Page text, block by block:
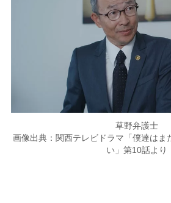
草野弁護士
画像出典：関西テレビドラマ「僕達はま
い」第10話より